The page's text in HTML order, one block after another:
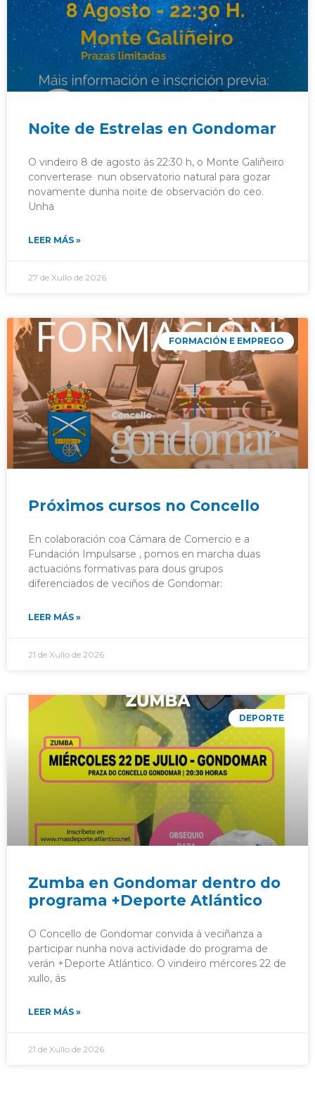
Noite de Estrelas en Gondomar
O vindeiro 8 de agosto ás 22:30 h, o Monte Galiñeiro
converterase nun observatorio natural para gozar
novamente dunha noite de observación do ceo.
Unha
LEER MÁS »
27 de Xullo de 2026
FORMACIÓN E EMPREGO
Próximos cursos no Concello
En colaboración coa Cámara de Comercio e a
Fundación Impulsarse , pomos en marcha duas
actuacións formativas para dous grupos
diferenciados de veciños de Gondomar:
LEER MÁS »
21 de Xullo de 2026
DEPORTE
Zumba en Gondomar dentro do
programa +Deporte Atlántico
O Concello de Gondomar convida á veciñanza a
participar nunha nova actividade do programa de
verán +Deporte Atlántico. O vindeiro mércores 22 de
xullo, ás
LEER MÁS »
21 de Xullo de 2026